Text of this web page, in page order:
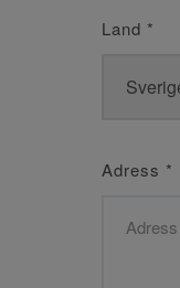
Land *
Adress *